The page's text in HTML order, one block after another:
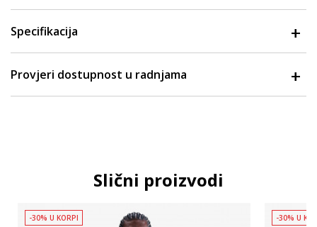
Specifikacija
Provjeri dostupnost u radnjama
Slični proizvodi
-30% U KORPI -30% U